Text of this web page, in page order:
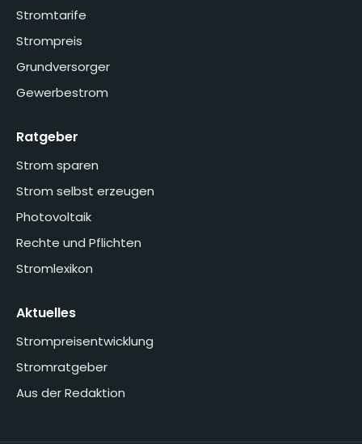
Stromtarife
Strompreis
Grundversorger
Gewerbestrom
Ratgeber
Strom sparen
Strom selbst erzeugen
Photovoltaik
Rechte und Pflichten
Stromlexikon
Aktuelles
Strompreisentwicklung
Stromratgeber
Aus der Redaktion